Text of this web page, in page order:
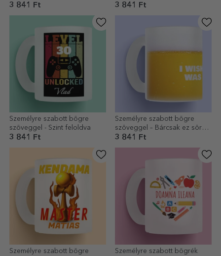
Karácsony
3 841 Ft 3 841 Ft
Személyre szabott bögre
szöveggel - Szint feloldva
3 841 Ft
Személyre szabott bögre
szöveggel – Bárcsak ez sör
lenne
3 841 Ft
Személyre szabott bögre
Személyre szabott bögrék